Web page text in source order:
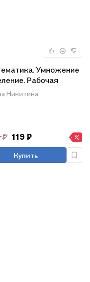
Умножение
Рабочая
младшего
Никитина
₽ 119 ₽
Купить